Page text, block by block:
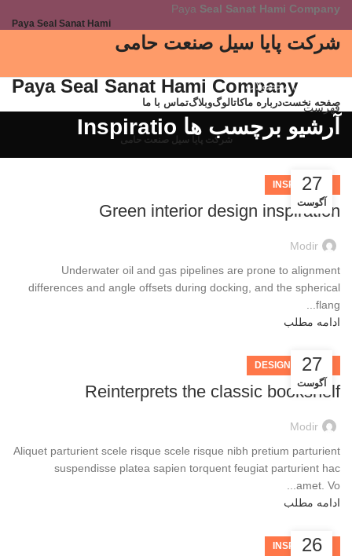
Paya Seal Sanat Hami Company
شرکت پایا سیل صنعت حامی
Paya Seal Sanat Hami Company
فهرست
شرکت پایا سیل صنعت حامی
دسته بندی محصولات
صفحه نخستدرباره ماکاتالوگوبلاگتماس با ما
آرشیو برچسب ها Inspiratio
27
آگوست
INSPIRATION
Green interior design inspiration
Modir
Underwater oil and gas pipelines are prone to alignment
differences and angle offsets during docking, and the spherical
flang...
ادامه مطلب
27
آگوست
DESIGN TRENDS
Reinterprets the classic bookshelf
Modir
Aliquet parturient scele risque scele risque nibh pretium parturient
suspendisse platea sapien torquent feugiat parturient hac
amet. Vo...
ادامه مطلب
26
INSPIRATION